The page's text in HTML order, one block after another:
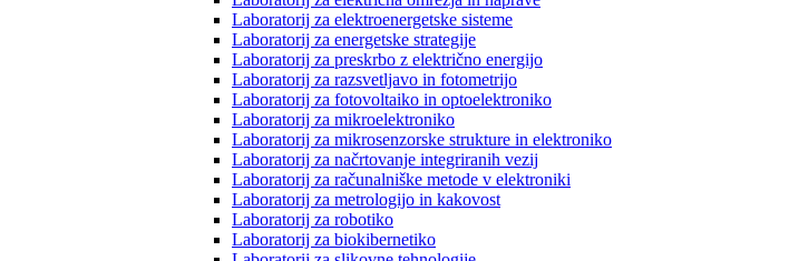
Laboratorij za elektroenergetske sisteme
Laboratorij za energetske strategije
Laboratorij za preskrbo z električno energijo
Laboratorij za razsvetljavo in fotometrijo
Laboratorij za fotovoltaiko in optoelektroniko
Laboratorij za mikroelektroniko
Laboratorij za mikrosenzorske strukture in elektroniko
Laboratorij za načrtovanje integriranih vezij
Laboratorij za računalniške metode v elektroniki
Laboratorij za metrologijo in kakovost
Laboratorij za robotiko
Laboratorij za biokibernetiko